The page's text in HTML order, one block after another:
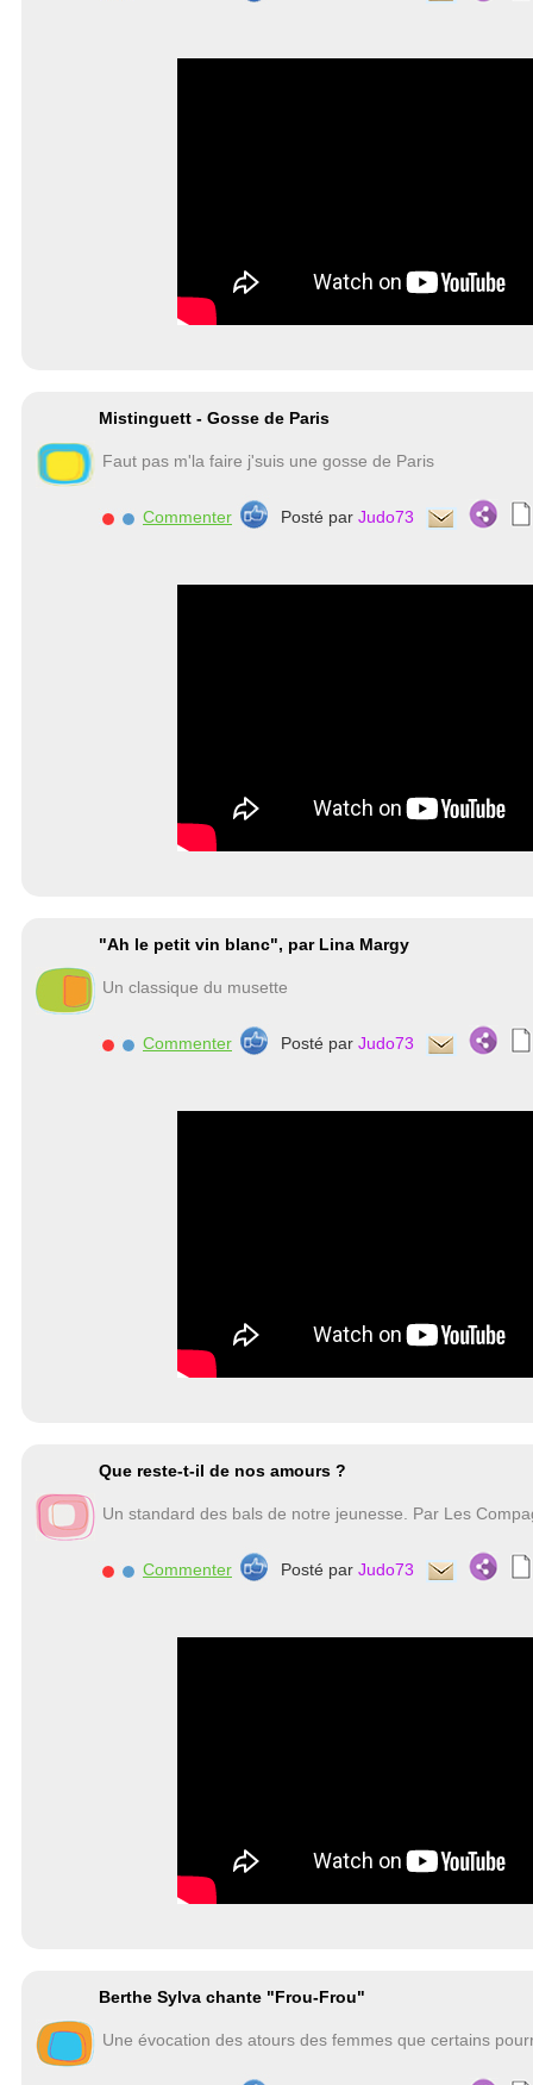
Mistinguett - Gosse de Paris
Faut pas m'la faire j'suis une gosse de Paris
Commenter Posté par Judo73
"Ah le petit vin blanc", par Lina Margy
Un classique du musette
Commenter Posté par Judo73
Que reste-t-il de nos amours ?
Un standard des bals de notre jeunesse. Par Les
Commenter Posté par Judo73
Berthe Sylva chante "Frou-Frou"
Une évocation des atours des femmes que certains